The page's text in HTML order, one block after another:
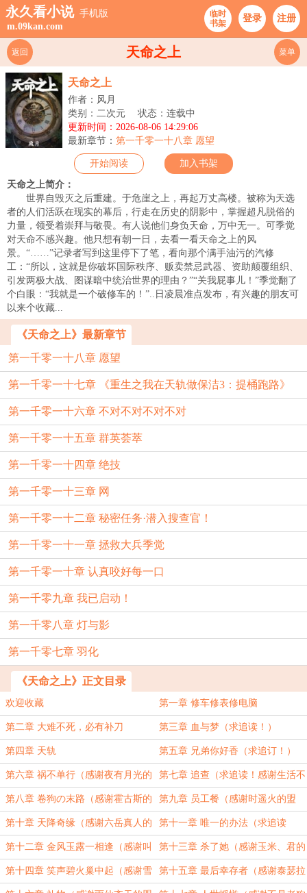
永久看小说 手机版
m.09kan.com
临时
书架
登录 注册
天命之上
返回 菜单
天命之上
作者：风月
类别：二次元
状态：连载中
更新时间：2026-08-06 14:29:06
最新章节： 第一千零一十八章 愿望
开始阅读 加入书架
天命之上简介：
世界自毁灭之后重建。于危崖之上，再起万丈高楼。被称为天选
者的人们活跃在现实的幕后，行走在历史的阴影中，掌握超凡脱俗的
力量，领受着崇拜与敬畏。有人说他们身负天命，万中无一。可季觉
对天命不感兴趣。他只想有朝一日，去看一看天命之上的风
景。“……”记录者写到这里停下了笔，看向那个满手油污的汽修
工：“所以，这就是你破坏国际秩序、贩卖禁忌武器、资助颠覆组织、
引发两极大战、图谋暗中统治世界的理由？”“关我屁事儿！”季觉翻了
个白眼：“我就是一个破修车的！”..日凌晨准点发布，有兴趣的朋友可
以来个收藏...
《天命之上》最新章节
第一千零一十八章 愿望
第一千零一十七章 《重生之我在天轨做保洁3：提桶跑路》
第一千零一十六章 不对不对不对不对
第一千零一十五章 群英荟萃
第一千零一十四章 绝技
第一千零一十三章 网
第一千零一十二章 秘密任务·潜入搜查官！
第一千零一十一章 拯救大兵季觉
第一千零一十章 认真咬好每一口
第一千零九章 我已启动！
第一千零八章 灯与影
第一千零七章 羽化
《天命之上》正文目录
欢迎收藏 第一章 修车修表修电脑
第二章 大难不死，必有补刀 第三章 血与梦（求追读！）
第四章 天轨 第五章 兄弟你好香（求追订！）
第六章 祸不单行（感谢夜有月光的
盟主）
第七章 追查（求追读！感谢生活不
易皂皂叹气的盟主）
第八章 卷狗の末路（感谢霍古斯的
盟主）
第九章 员工餐（感谢时遥火的盟
主）
第十章 天降奇缘（感谢六岳真人的
盟主）
第十一章 唯一的办法（求追读
哇！！！）
第十二章 金风玉露一相逢（感谢叫
我火车王的盟主）
第十三章 杀了她（感谢玉米、君的
盟主）
第十四章 笑声碧火巢中起（感谢雪 第十五章 最后幸存者（感谢泰瑟拉